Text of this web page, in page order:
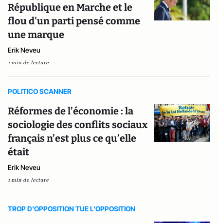
République en Marche et le
flou d'un parti pensé comme
une marque
Erik Neveu
1 min de lecture
POLITICO SCANNER
Réformes de l’économie : la
sociologie des conflits sociaux
français n’est plus ce qu’elle
était
Erik Neveu
1 min de lecture
TROP D'OPPOSITION TUE L'OPPOSITION